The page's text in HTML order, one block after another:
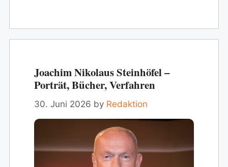
Joachim Nikolaus Steinhöfel –
Porträt, Bücher, Verfahren
30. Juni 2026 by Redaktion